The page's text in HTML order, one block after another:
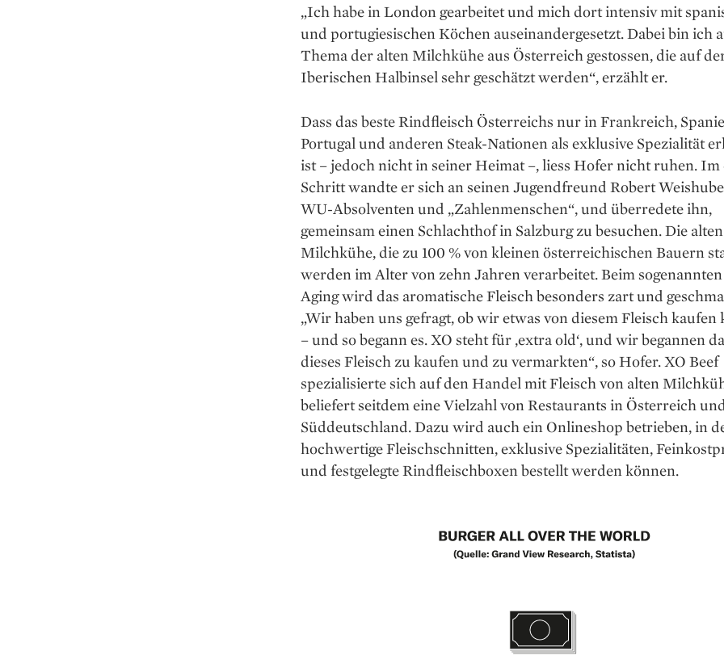
„Ich habe in London gearbeitet und mich dort intensiv mit
und portugiesischen Köchen aus­einandergesetzt. Dabei bin ich
Thema der ­alten Milchkühe aus Österreich gestossen, die auf
Iberischen Halbinsel sehr geschätzt werden“, erzählt er.
Dass das beste Rindfleisch Österreichs nur in Frankreich,
Portugal und anderen Steak-Nationen als exklusive Spezialität
ist – jedoch nicht in seiner Heimat –, liess Hofer nicht ruhen. Im
Schritt wandte er sich an seinen Jugendfreund Robert
WU-Absolventen und „Zahlenmenschen“, und überredete ihn,
gemeinsam einen Schlachthof in Salzburg zu besuchen. Die alten
Milchkühe, die zu 100 % von kleinen österreichischen Bauern
werden im Alter von zehn Jahren verarbeitet. Beim
Aging wird das aromatische Fleisch besonders zart und
„Wir haben uns gefragt, ob wir ­etwas von diesem Fleisch kaufen
– und so begann es. XO steht für ‚extra old‘, und wir begannen
dieses Fleisch zu kaufen und zu vermarkten“, so Hofer. XO Beef
spezialisierte sich auf den Handel mit Fleisch von alten
beliefert seitdem eine Vielzahl von Restaurants in Österreich
Süddeutschland. Dazu wird auch ein Onlineshop betrieben, in
hochwertige Fleischschnitten, exklusive Spezialitäten,
und festgelegte Rindfleischboxen bestellt werden können.